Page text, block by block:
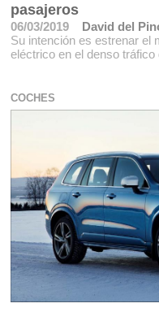
pasajeros
06/03/2019
David del
Su intención es estrenar el
eléctrico en el denso
COCHES